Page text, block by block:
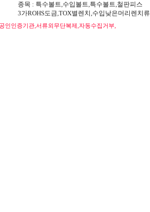
종목 : 특수볼트,수입볼트,특수볼트,철판피스
3가ROHS도금,TOX별렌치,수입낮은머리렌치류
인인증기관,서류외무단복제,자동수집거부,